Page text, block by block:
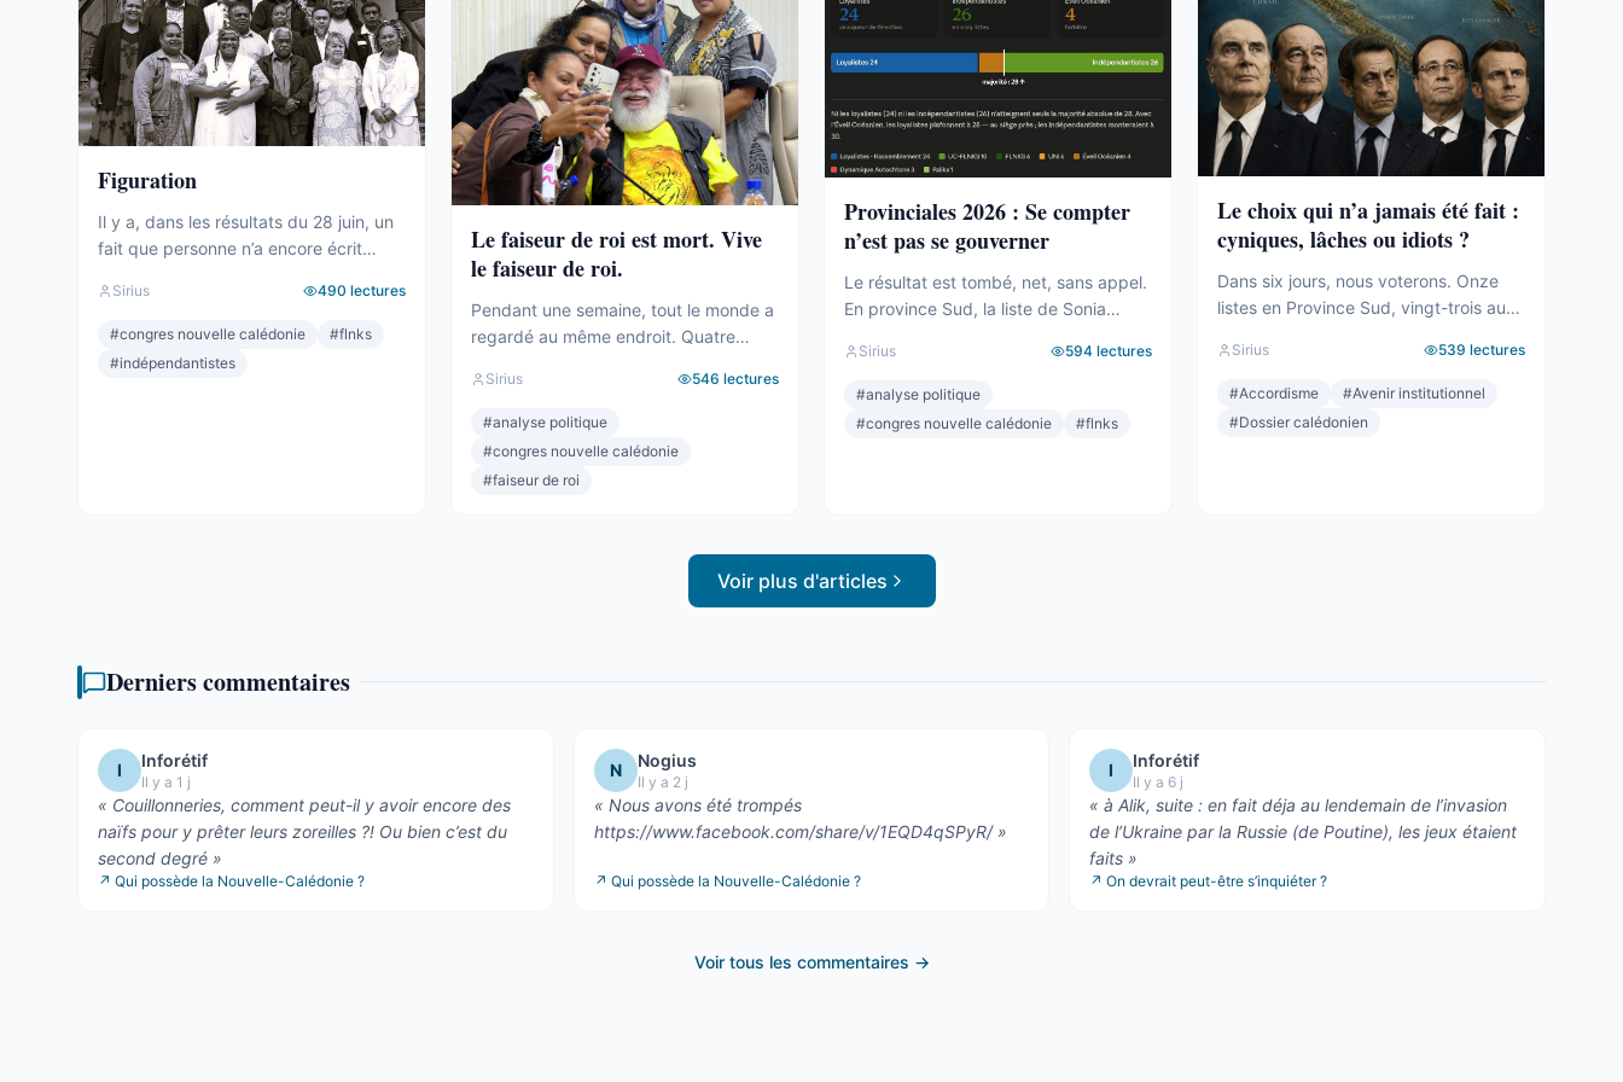
bureau ...
Figuration
Il y a, dans les résultats du 28 juin, un
fait que personne n’a encore écrit
obtient 19 sièges au Congrès. Dix-
neuf. C’est un chiffre respectable – le
deuxième bloc de l’hémicycle, plus
Sirius 490 lectures
#congres nouvelle calédonie #flnks
#indépendantistes
Le faiseur de roi est mort. Vive
le faiseur de roi.
Pendant une semaine, tout le monde a
regardé au même endroit. Quatre
Océanien. Le faiseur de roi, l’arbitre,
celui qui penche et fait basculer.
Depuis 2019, la formule était connue :
Sirius 546 lectures
#analyse politique
#congres nouvelle calédonie
#faiseur de roi
Provinciales 2026 : Se compter
n’est pas se gouverner
Le résultat est tombé, net, sans appel.
En province Sud, la liste de Sonia
voix, une assemblée provinciale
dominée, la droite la plus dure
pulvérisée, le centre rayé de la carte.
Sirius 594 lectures
#analyse politique
#congres nouvelle calédonie #flnks
Le choix qui n’a jamais été fait :
cyniques, lâches ou idiots ?
Dans six jours, nous voterons. Onze
listes en Province Sud, vingt-trois au
effaceront une partie des voix. Des
alliances qui se feront le soir même,
dans les couloirs, loin des électeurs.
Sirius 539 lectures
#Accordisme #Avenir institutionnel
#Dossier calédonien
Voir plus d'articles
Derniers commentaires
I Inforétif
Il y a 1 j
« Couillonneries, comment peut-il y avoir encore des
naïfs pour y prêter leurs zoreilles ?! Ou bien c’est du
second degré »
↗ Qui possède la Nouvelle-Calédonie ?
N Nogius
Il y a 2 j
« Nous avons été trompés
https://www.facebook.com/share/v/1EQD4qSPyR/»
↗ Qui possède la Nouvelle-Calédonie ?
I Inforétif
Il y a 6 j
«à Alik, suite : en fait déja au lendemain de l’invasion
de l’Ukraine par la Russie (de Poutine), les jeux étaient
faits»
↗On devrait peut-être s’inquiéter ?
Voir tous les commentaires →